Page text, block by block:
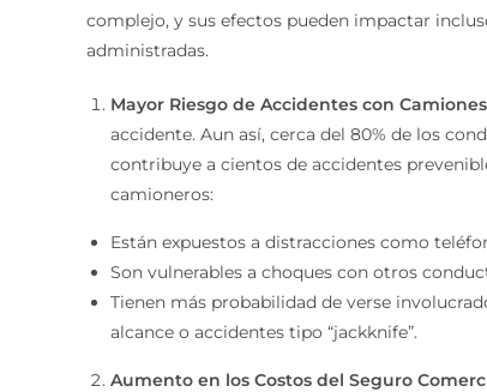
complejo, y sus efectos pueden impactar
administradas.
Mayor Riesgo de Accidentes con
accidente. Aun así, cerca del 80% de los
contribuye a cientos de accidentes
camioneros:
Están expuestos a distracciones como
Son vulnerables a choques con otros
Tienen más probabilidad de verse
alcance o accidentes tipo “jackknife”.
Aumento en los Costos del Seguro